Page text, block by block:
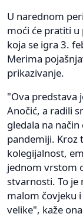
U narednom
moći će pratiti
koja se igra 3.
Merima
prikazivanje.
"Ova predstava
Anočić, a radili
gledala na
pandemiji. Kroz
kolegijalnost,
jednom vrstom
stvarnosti. To je
malom čovjeku
velike", kaže